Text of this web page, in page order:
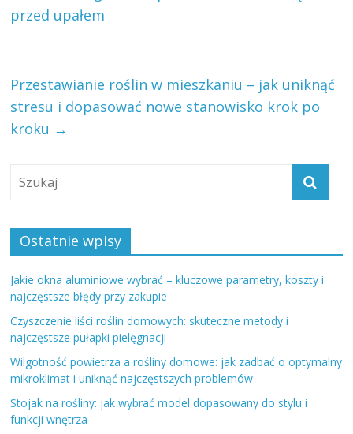
przed upałem
Przestawianie roślin w mieszkaniu – jak uniknąć
stresu i dopasować nowe stanowisko krok po
kroku →
Ostatnie wpisy
Jakie okna aluminiowe wybrać – kluczowe parametry, koszty i
najczęstsze błędy przy zakupie
Czyszczenie liści roślin domowych: skuteczne metody i
najczęstsze pułapki pielęgnacji
Wilgotność powietrza a rośliny domowe: jak zadbać o optymalny
mikroklimat i uniknąć najczęstszych problemów
Stojak na rośliny: jak wybrać model dopasowany do stylu i
funkcji wnętrza